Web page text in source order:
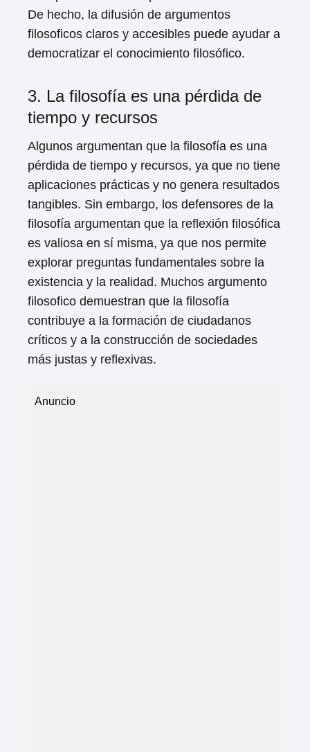
De hecho, la difusión de argumentos
filosoficos claros y accesibles puede ayudar a
democratizar el conocimiento filosófico.
3. La filosofía es una pérdida de
tiempo y recursos
Algunos argumentan que la filosofía es una
pérdida de tiempo y recursos, ya que no tiene
aplicaciones prácticas y no genera resultados
tangibles. Sin embargo, los defensores de la
filosofía argumentan que la reflexión filosófica
es valiosa en sí misma, ya que nos permite
explorar preguntas fundamentales sobre la
existencia y la realidad. Muchos argumento
filosofico demuestran que la filosofía
contribuye a la formación de ciudadanos
críticos y a la construcción de sociedades
más justas y reflexivas.
Anuncio